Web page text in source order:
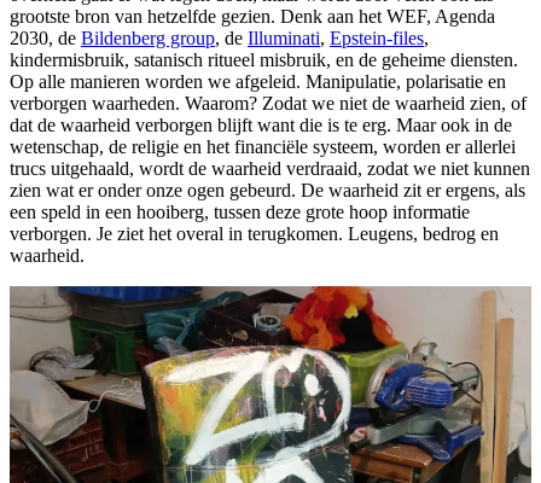
grootste bron van hetzelfde gezien. Denk aan het WEF, Agenda
2030, de Bildenberg group, de Illuminati, Epstein-files,
kindermisbruik, satanisch ritueel misbruik, en de geheime diensten.
Op alle manieren worden we afgeleid. Manipulatie, polarisatie en
verborgen waarheden. Waarom? Zodat we niet de waarheid zien, of
dat de waarheid verborgen blijft want die is te erg. Maar ook in de
wetenschap, de religie en het financiële systeem, worden er allerlei
trucs uitgehaald, wordt de waarheid verdraaid, zodat we niet kunnen
zien wat er onder onze ogen gebeurd. De waarheid zit er ergens, als
een speld in een hooiberg, tussen deze grote hoop informatie
verborgen. Je ziet het overal in terugkomen. Leugens, bedrog en
waarheid.